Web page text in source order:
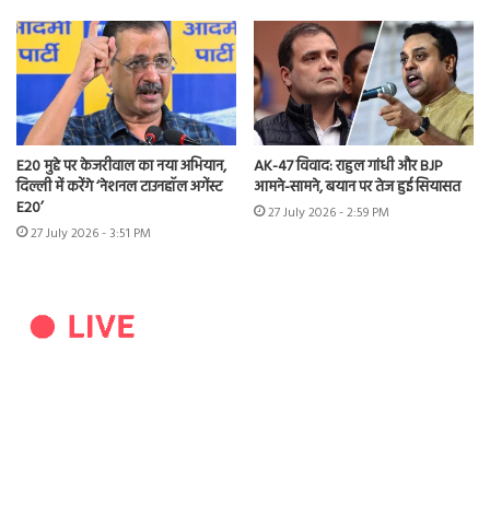
E20 मुद्दे पर केजरीवाल का नया अभियान,
दिल्ली में करेंगे ‘नेशनल टाउनहॉल अगेंस्ट
E20’
27 July 2026 - 3:51 PM
AK-47 विवाद: राहुल गांधी और BJP
आमने-सामने, बयान पर तेज हुई सियासत
27 July 2026 - 2:59 PM